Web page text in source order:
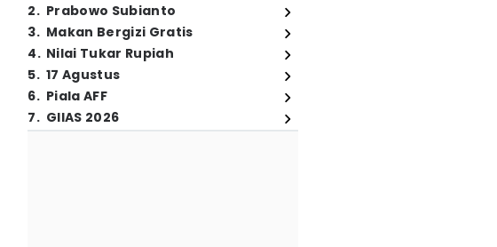
2. Prabowo Subianto
3. Makan Bergizi Gratis
4. Nilai Tukar Rupiah
5. 17 Agustus
6. Piala AFF
7. GIIAS 2026